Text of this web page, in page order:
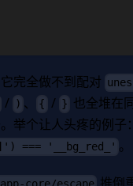
完全做不到配对
/ ) 、 { / } 也全堆在
举个让人头疼的例子：
=== '__bg_red_' 。
推倒